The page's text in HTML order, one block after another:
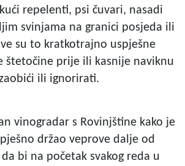
repelenti, psi čuvari, nasadi
svinjama na granici posjeda ili
su to kratkotrajno uspješne
štetočine prije ili kasnije naviknu
ili ignorirati.
vinogradar s Rovinjštine kako je
držao veprove dalje od
bi na početak svakog reda u